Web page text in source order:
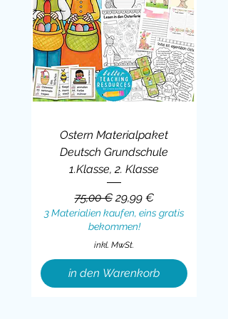
Ostern Materialpaket
Deutsch Grundschule
1.Klasse, 2. Klasse
Standardpreis
75,00 € Sale-Preis
29,99 €
3 Materialien kaufen, eins gratis
bekommen!
inkl. MwSt.
in den Warenkorb